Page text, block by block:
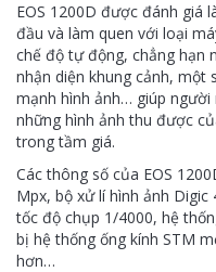
EOS 1200D được đánh giá
đầu và làm quen với loại
chế độ tự động, chẳng hạn
nhận diện khung cảnh, một
mạnh hình ảnh… giúp
những hình ảnh thu được
trong tầm giá.
Các thông số của EOS
Mpx, bộ xử lí hình ảnh Digic
tốc độ chụp 1/4000, hệ
bị hệ thống ống kính STM
hơn…